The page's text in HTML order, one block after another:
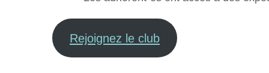
Rejoignez le club